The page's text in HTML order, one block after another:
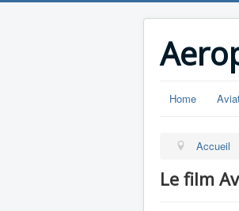
Home
Accueil
Le film